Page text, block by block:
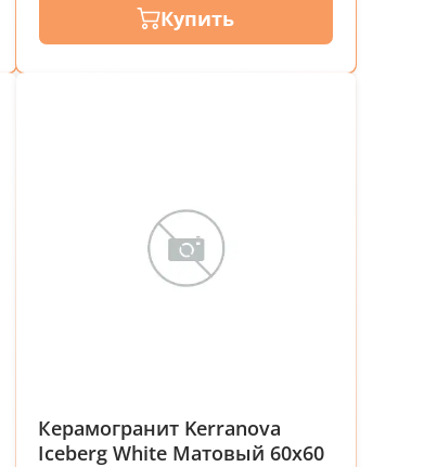
Купить
Керамогранит Kerranova
Iceberg White Матовый 60x60